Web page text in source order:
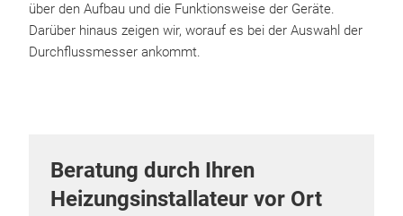
über den Aufbau und die Funktionsweise der Geräte.
Darüber hinaus zeigen wir, worauf es bei der Auswahl der
Durchflussmesser ankommt.
Beratung durch Ihren
Heizungsinstallateur vor Ort